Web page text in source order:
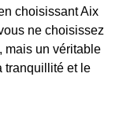
choisissant Aix
ne choisissez
mais un véritable
tranquillité et le